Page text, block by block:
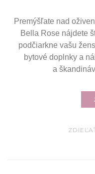
Premýšľate nad
Bella Rose nájdete
podčiarkne vašu
bytové doplnky a
a